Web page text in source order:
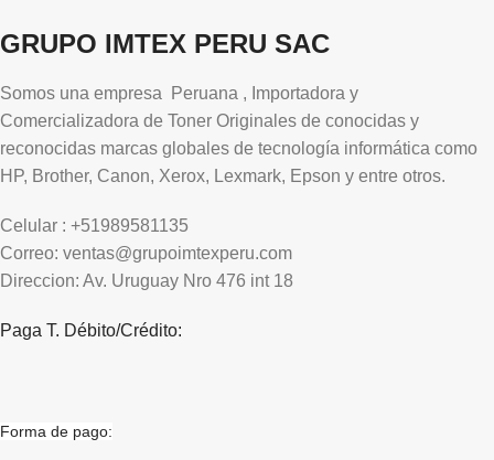
GRUPO IMTEX PERU SAC
Somos una empresa Peruana , Importadora y
Comercializadora de Toner Originales de conocidas y
reconocidas marcas globales de tecnología informática como
HP, Brother, Canon, Xerox, Lexmark, Epson y entre otros.
Celular : +51989581135
Correo: ventas@grupoimtexperu.com
Direccion: Av. Uruguay Nro 476 int 18
Paga T. Débito/Crédito:
Forma de pago: